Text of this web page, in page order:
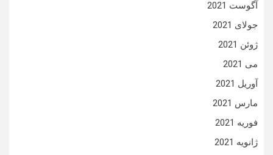
آگوست 2021
جولای 2021
ژوئن 2021
می 2021
آوریل 2021
مارس 2021
فوریه 2021
ژانویه 2021